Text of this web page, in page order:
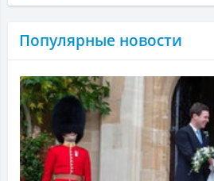
Популярные новости